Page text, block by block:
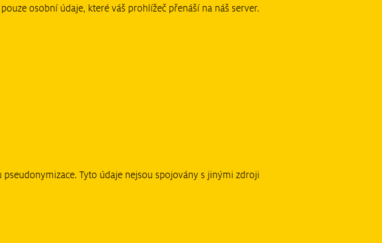
osobní údaje, které váš prohlížeč přenáší na náš server.
Tyto údaje nejsou spojovány s jinými zdroji